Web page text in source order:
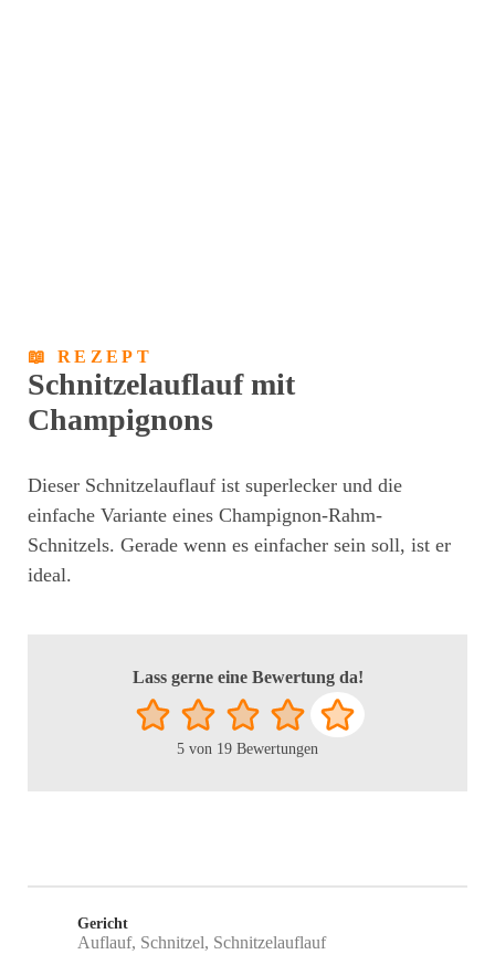
📖 REZEPT
Schnitzelauflauf mit
Champignons
Dieser Schnitzelauflauf ist superlecker und die
einfache Variante eines Champignon-Rahm-
Schnitzels. Gerade wenn es einfacher sein soll, ist er
ideal.
Lass gerne eine Bewertung da!
5 von 19 Bewertungen
Gericht
Auflauf, Schnitzel, Schnitzelauflauf